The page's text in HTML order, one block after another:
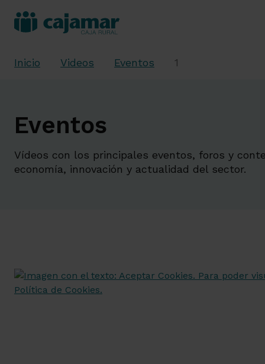
Inicio Videos Eventos 1
Eventos
Vídeos con los principales eventos, foros y
economía, innovación y actualidad del sector.